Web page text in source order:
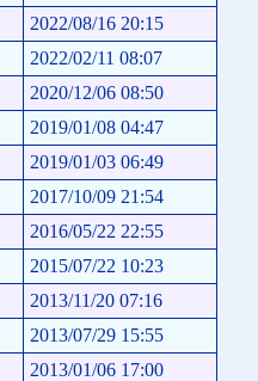
2022/08/16 20:15
2022/02/11 08:07
2020/12/06 08:50
2019/01/08 04:47
2019/01/03 06:49
2017/10/09 21:54
2016/05/22 22:55
2015/07/22 10:23
2013/11/20 07:16
2013/07/29 15:55
2013/01/06 17:00